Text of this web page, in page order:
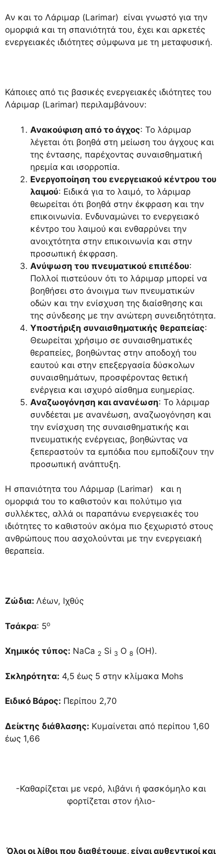
Αν και το Λάριμαρ (Larimar) είναι γνωστό για την
ομορφιά και τη σπανιότητά του, έχει και αρκετές
ενεργειακές ιδιότητες σύμφωνα με τη μεταφυσική.
Κάποιες από τις βασικές ενεργειακές ιδιότητες του
Λάριμαρ (Larimar) περιλαμβάνουν:
Ανακούφιση από το άγχος: Το λάριμαρ
λέγεται ότι βοηθά στη μείωση του άγχους και
της έντασης, παρέχοντας συναισθηματική
ηρεμία και ισορροπία.
Ενεργοποίηση του ενεργειακού κέντρου του
λαιμού: Ειδικά για το λαιμό, το λάριμαρ
θεωρείται ότι βοηθά στην έκφραση και την
επικοινωνία. Ενδυναμώνει το ενεργειακό
κέντρο του λαιμού και ενθαρρύνει την
ανοιχτότητα στην επικοινωνία και στην
προσωπική έκφραση.
Ανύψωση του πνευματικού επιπέδου:
Πολλοί πιστεύουν ότι το λάριμαρ μπορεί να
βοηθήσει στο άνοιγμα των πνευματικών
οδών και την ενίσχυση της διαίσθησης και
της σύνδεσης με την ανώτερη συνειδητότητα.
Υποστήριξη συναισθηματικής θεραπείας:
Θεωρείται χρήσιμο σε συναισθηματικές
θεραπείες, βοηθώντας στην αποδοχή του
εαυτού και στην επεξεργασία δύσκολων
συναισθημάτων, προσφέροντας θετική
ενέργεια και ισχυρό αίσθημα ευημερίας.
Αναζωογόνηση και ανανέωση: Το λάριμαρ
συνδέεται με ανανέωση, αναζωογόνηση και
την ενίσχυση της συναισθηματικής και
πνευματικής ενέργειας, βοηθώντας να
ξεπεραστούν τα εμπόδια που εμποδίζουν την
προσωπική ανάπτυξη.
Η σπανιότητα του Λάριμαρ (Larimar) και η
ομορφιά του το καθιστούν και πολύτιμο για
συλλέκτες, αλλά οι παραπάνω ενεργειακές του
ιδιότητες το καθιστούν ακόμα πιο ξεχωριστό στους
ανθρώπους που ασχολούνται με την ενεργειακή
θεραπεία.
Ζώδια: Λέων, Ιχθύς
Τσάκρα: 5ο
Χημικός τύπος: NaCa 2 Si 3 O 8 (OH).
Σκληρότητα: 4,5 έως 5 στην κλίμακα Mohs
Ειδικό Βάρος: Περίπου 2,70
Δείκτης διάθλασης: Κυμαίνεται από περίπου 1,60
έως 1,66
-Καθαρίζεται με νερό, λιβάνι ή φασκόμηλο και
φορτίζεται στον ήλιο-
Όλοι οι λίθοι που διαθέτουμε, είναι αυθεντικοί και